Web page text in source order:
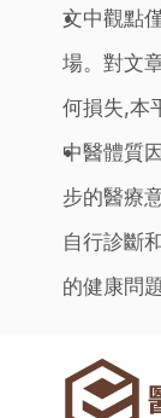
文中觀點
場。對文
何損失,本
中醫體質
步的醫療
自行診斷
的健康問